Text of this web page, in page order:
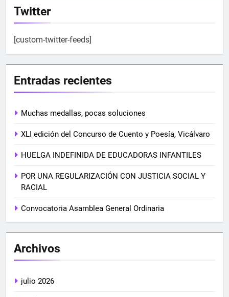
Twitter
[custom-twitter-feeds]
Entradas recientes
Muchas medallas, pocas soluciones
XLI edición del Concurso de Cuento y Poesía, Vicálvaro
HUELGA INDEFINIDA DE EDUCADORAS INFANTILES
POR UNA REGULARIZACIÓN CON JUSTICIA SOCIAL Y
RACIAL
Convocatoria Asamblea General Ordinaria
Archivos
julio 2026